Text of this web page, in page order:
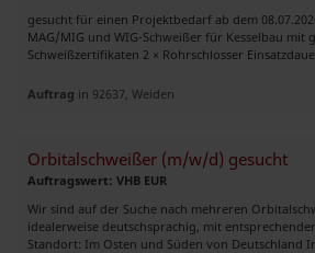
gesucht für einen Projektbedarf ab dem
MAG/MIG und WIG-Schweißer für Kesselbau mit
Schweißzertifikaten 2 × Rohrschlosser
Auftrag in 92637, Weiden
Orbitalschweißer (m/w/d) gesucht
Auftragswert: VHB EUR
Wir sind auf der Suche nach mehreren
idealerweise deutschsprachig, mit
Standort: Im Osten und Süden von Deutschland